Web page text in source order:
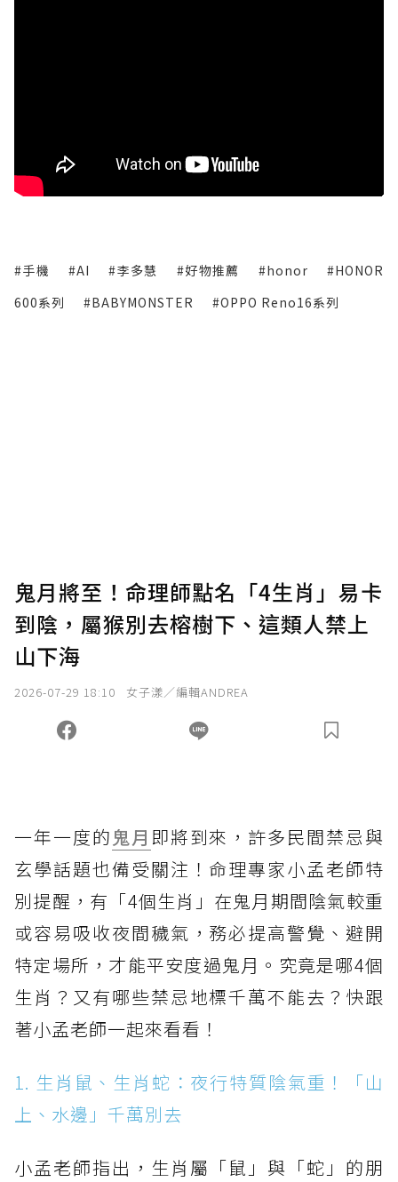
#手機 #AI #李多慧 #好物推薦 #honor
#HONOR
600系列
#BABYMONSTER #OPPO Reno16系列
鬼月將至！命理師點名「4生肖」易卡
到陰，屬猴別去榕樹下、這類人禁上
山下海
2026-07-29 18:10 女子漾／編輯ANDREA
一年一度的鬼月 即將到來，許多民間禁忌與
玄學話題也備受關注！命理專家小孟老師特
別提醒，有「4個生肖」在鬼月期間陰氣較重
或容易吸收夜間穢氣，務必提高警覺、避開
特定場所，才能平安度過鬼月。究竟是哪4個
生肖？又有哪些禁忌地標千萬不能去？快跟
著小孟老師一起來看看！
1. 生肖鼠、生肖蛇：夜行特質陰氣重！「山
上、水邊」千萬別去
小孟老師指出，生肖屬「鼠」與「蛇」的朋